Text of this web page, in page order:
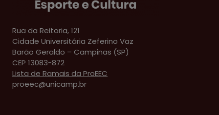
Rua da Reitoria, 121
Cidade Universitária Zeferino Vaz
Barão Geraldo – Campinas (SP)
CEP 13083-872
Lista de Ramais da ProEEC
proeec@unicamp.br